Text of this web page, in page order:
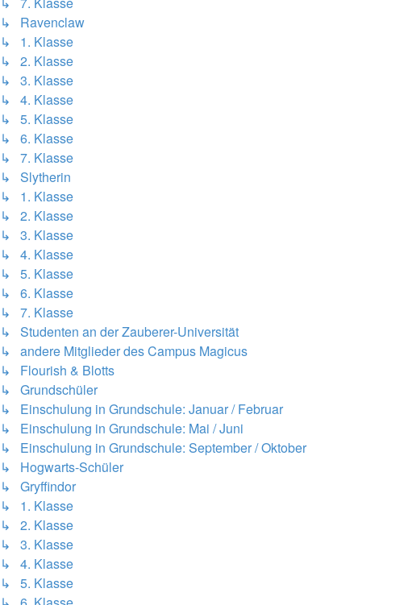
↳ Ravenclaw
↳ 1. Klasse
↳ 2. Klasse
↳ 3. Klasse
↳ 4. Klasse
↳ 5. Klasse
↳ 6. Klasse
↳ 7. Klasse
↳ Slytherin
↳ 1. Klasse
↳ 2. Klasse
↳ 3. Klasse
↳ 4. Klasse
↳ 5. Klasse
↳ 6. Klasse
↳ 7. Klasse
↳ Studenten an der Zauberer-Universität
↳ andere Mitglieder des Campus Magicus
↳ Flourish & Blotts
↳ Grundschüler
↳ Einschulung in Grundschule: Januar / Februar
↳ Einschulung in Grundschule: Mai / Juni
↳ Einschulung in Grundschule: September / Oktober
↳ Hogwarts-Schüler
↳ Gryffindor
↳ 1. Klasse
↳ 2. Klasse
↳ 3. Klasse
↳ 4. Klasse
↳ 5. Klasse